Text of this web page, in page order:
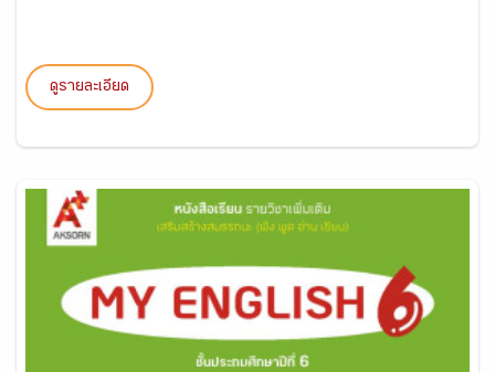
ดูรายละเอียด